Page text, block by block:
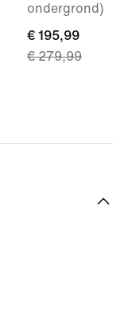
ondergrond)
current
price
€ 279,99
€ 195,99
€ 279,99